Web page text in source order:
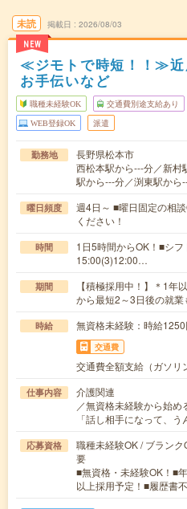
未読
NEW
掲載日 2026/08/03
≪ジモトで時短！！≫近
お手伝いなど
職種未経験OK 交通費別途支給あり
WEB登録OK 派遣
勤務地
長野県松本市
西松本駅から---分／新村
駅から---分／渕東駅から
曜日頻度
週4日～ ■曜日固定の相
ください！
時間
1日5時間からOK！■シ
15:00(3)12:00…
期間
【積極採用中！】＊1年
から最短2～3日後の就業
時給 無資格未経験：時給
交通費
交通費全額支給（ガソリ
仕事内容
介護関連
／無資格未経験から始め
「話し相手になって、
応募資格
職種未経験OK / ブラン
要
■無資格・未経験OK！■
以上採用予定！■履歴書